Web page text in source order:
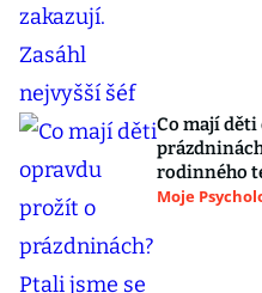
Co mají
rodinného
Moje